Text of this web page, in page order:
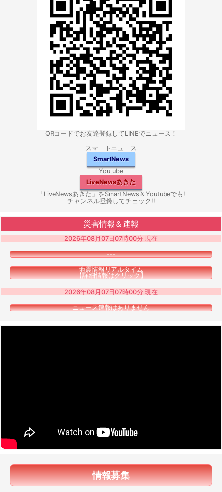
QRコードでお友達登録してLINEでニュース！
スマートニュース
SmartNews
Youtube
LiveNewsあきた
「LiveNewsあきた」をSmartNews＆Youtubeでも!
チャンネル登録してチェック!!
災害情報＆速報
2026年08月07日07時00分 現在
---
地震情報リアルタイム
【詳細情報はクリック】
2026年08月07日07時00分 現在
ニュース速報はありません
情報募集